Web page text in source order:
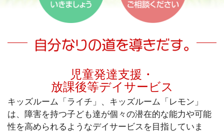
児童発達支援・
放課後等デイサービス
キッズルーム「ライチ」、キッズルーム「レモン」
は、障害を持つ子ども達が個々の潜在的な能力や可能
性を高められるようなデイサービスを目指していま